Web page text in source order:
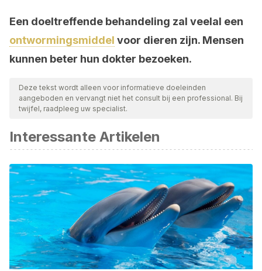
Een doeltreffende behandeling zal veelal een
ontwormingsmiddel voor dieren zijn. Mensen
kunnen beter hun dokter bezoeken.
Deze tekst wordt alleen voor informatieve doeleinden
aangeboden en vervangt niet het consult bij een professional. Bij
twijfel, raadpleeg uw specialist.
Interessante Artikelen